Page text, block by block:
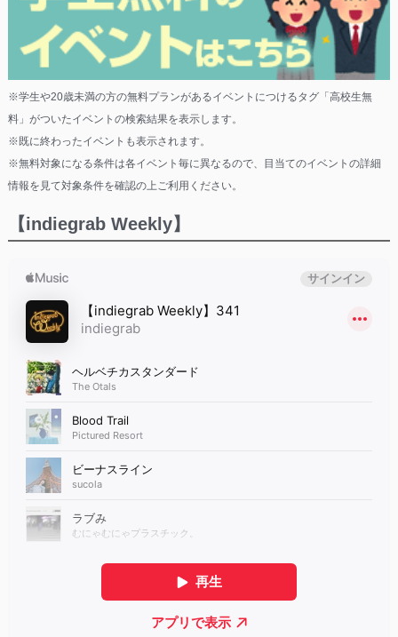
※学生や20歳未満の方の無料プランがあるイベントにつけるタグ「高校生無
料」がついたイベントの検索結果を表示します。
※既に終わったイベントも表示されます。
※無料対象になる条件は各イベント毎に異なるので、目当てのイベントの詳細
情報を見て対象条件を確認の上ご利用ください。
【indiegrab Weekly】